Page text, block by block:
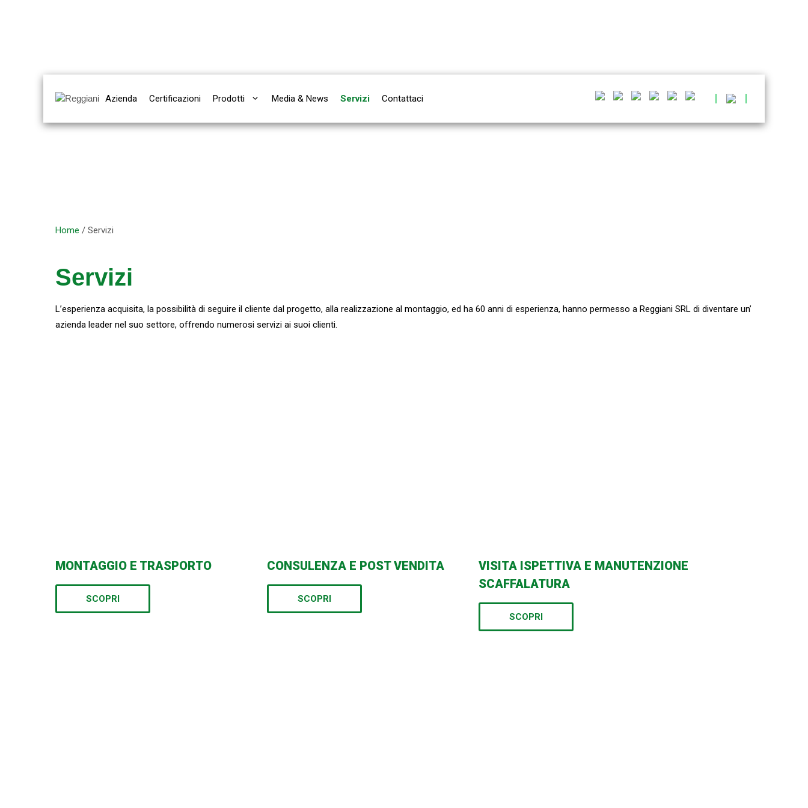
Azienda Certificazioni Prodotti Media & News Servizi Contattaci
Home / Servizi
Servizi
L’esperienza acquisita, la possibilità di seguire il cliente dal progetto, alla realizzazione al montaggio, ed ha 60 anni di esperienza, hanno permesso a Reggiani SRL di diventare un’
azienda leader nel suo settore, offrendo numerosi servizi ai suoi clienti.
MONTAGGIO E TRASPORTO
SCOPRI
CONSULENZA E POST VENDITA
SCOPRI
VISITA ISPETTIVA E MANUTENZIONE
SCAFFALATURA
SCOPRI